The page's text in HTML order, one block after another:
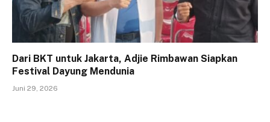
Dari BKT untuk Jakarta, Adjie Rimbawan Siapkan
Festival Dayung Mendunia
Juni 29, 2026